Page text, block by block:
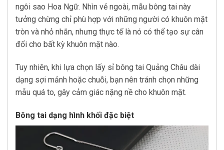
ngôi sao Hoa Ngữ. Nhìn vẻ ngoài, mẫu bông tai này
tưởng chừng chỉ phù hợp với những người có khuôn mặt
tròn và nhỏ nhắn, nhưng thực tế là nó có thể tạo sự cân
đối cho bất kỳ khuôn mặt nào.
Tuy nhiên, khi lựa chọn lấy sỉ bông tai Quảng Châu dài
dạng sợi mảnh hoặc chuỗi, bạn nên tránh chọn những
mẫu quá to, gây cảm giác nặng nề cho khuôn mặt.
Bông tai dạng hình khối đặc biệt